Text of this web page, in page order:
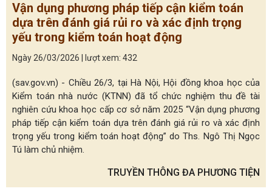
Vận dụng phương pháp tiếp cận kiểm toán
dựa trên đánh giá rủi ro và xác định trọng
yếu trong kiểm toán hoạt động
Ngày 26/03/2026 | lượt xem: 432
(sav.gov.vn) - Chiều 26/3, tại Hà Nội, Hội đồng khoa học của
Kiểm toán nhà nước (KTNN) đã tổ chức nghiệm thu đề tài
nghiên cứu khoa học cấp cơ sở năm 2025 “Vận dụng phương
pháp tiếp cận kiểm toán dựa trên đánh giá rủi ro và xác định
trọng yếu trong kiểm toán hoạt động” do Ths. Ngô Thị Ngọc
Tú làm chủ nhiệm.
TRUYỀN THÔNG ĐA PHƯƠNG TIỆN